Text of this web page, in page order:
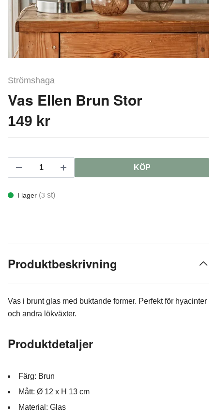
Strömshaga
Vas Ellen Brun Stor
149 kr
KÖP
I lager (3 st)
Produktbeskrivning
Vas i brunt glas med buktande former. Perfekt för hyacinter
och andra lökväxter.
Produktdetaljer
Färg: Brun
Mått: Ø 12 x H 13 cm
Material: Glas